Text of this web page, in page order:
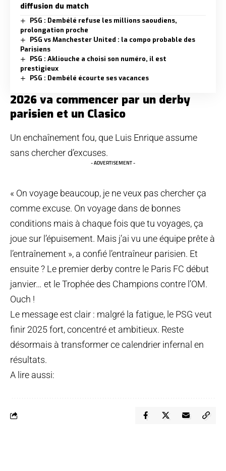
diffusion du match
PSG : Dembélé refuse les millions saoudiens,
prolongation proche
PSG vs Manchester United : la compo probable des
Parisiens
PSG : Akliouche a choisi son numéro, il est
prestigieux
PSG : Dembélé écourte ses vacances
2026 va commencer par un derby
parisien et un Clasico
Un enchaînement fou, que Luis Enrique assume
sans chercher d’excuses.
- ADVERTISEMENT -
« On voyage beaucoup, je ne veux pas chercher ça
comme excuse. On voyage dans de bonnes
conditions mais à chaque fois que tu voyages, ça
joue sur l’épuisement. Mais j’ai vu une équipe prête à
l’entraînement », a confié l’entraîneur parisien. Et
ensuite ? Le premier derby contre le Paris FC début
janvier… et le Trophée des Champions contre l’OM.
Ouch !
Le message est clair : malgré la fatigue, le PSG veut
finir 2025 fort, concentré et ambitieux. Reste
désormais à transformer ce calendrier infernal en
résultats.
A lire aussi: